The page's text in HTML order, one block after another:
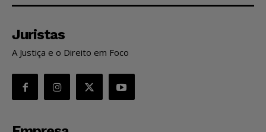
Juristas
A Justiça e o Direito em Foco